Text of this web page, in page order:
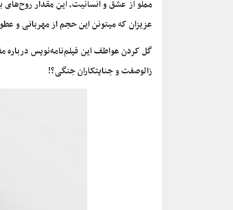
مملو از عشق و انسانیت، این مقدار روح‌های
عزیزان که میتونن این حجم از مهربانی و
گل کردن عواطف این فیلم‌نامه‌نویس درباره
زالوصفت و جنایتکاران جنگی؟!